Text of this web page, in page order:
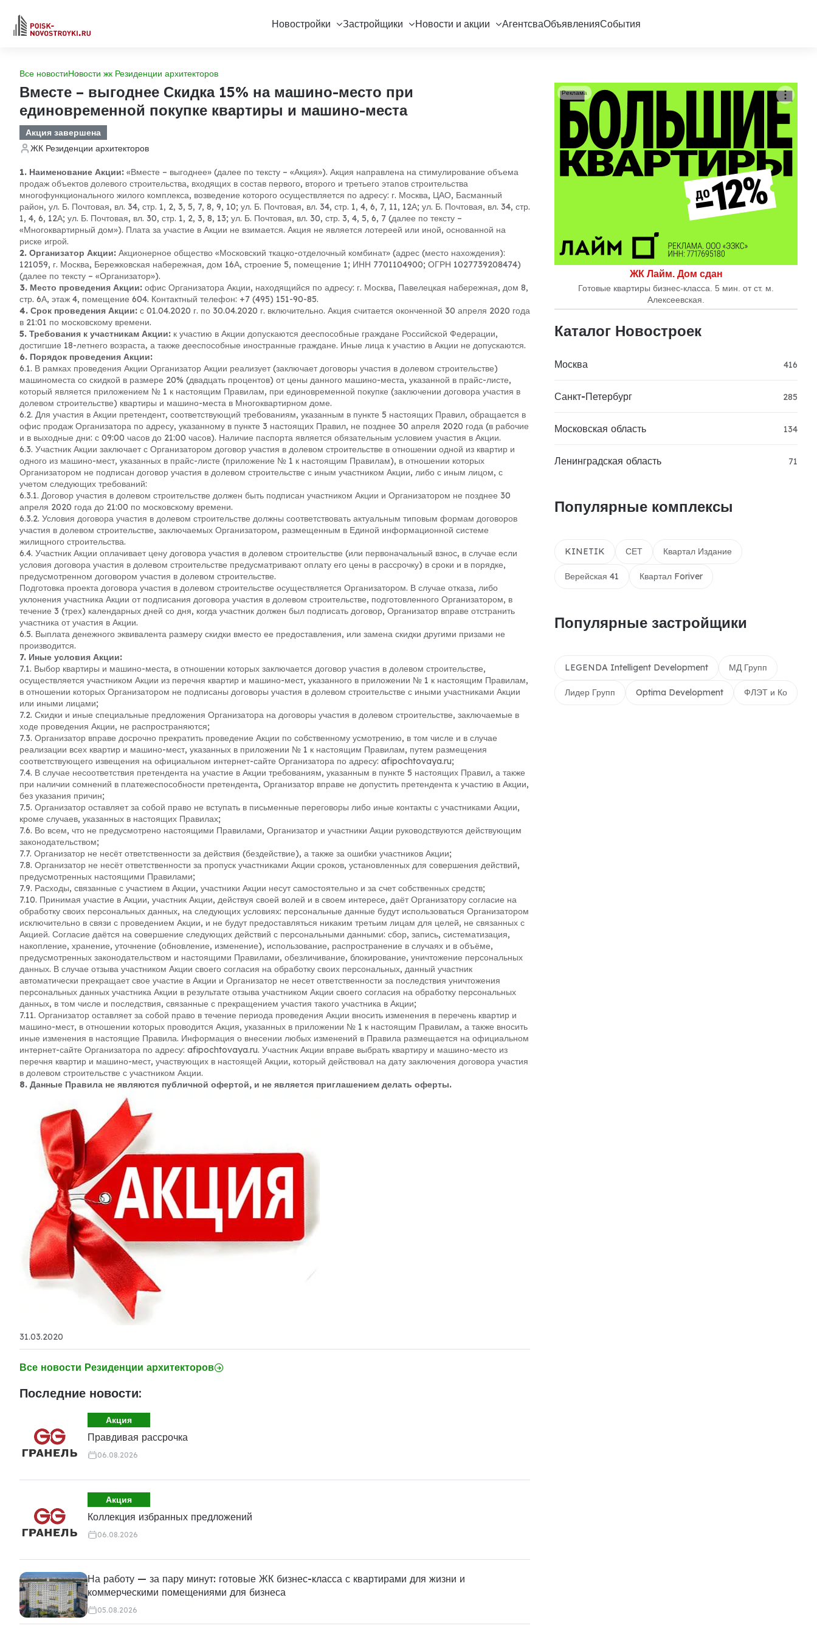
Новостройки Застройщики Новости и акции АгентсваОбъявленияСобытия
Все новостиНовости жк Резиденции архитекторов
Вместе – выгоднее Скидка 15% на машино-место при
единовременной покупке квартиры и машино-места
Акция завершена
ЖК Резиденции архитекторов
1. Наименование Акции: «Вместе – выгоднее» (далее по тексту – «Акция»). Акция направлена на стимулирование объема
продаж объектов долевого строительства, входящих в состав первого, второго и третьего этапов строительства
многофункционального жилого комплекса, возведение которого осуществляется по адресу: г. Москва, ЦАО, Басманный
район, ул. Б. Почтовая, вл. 34, стр. 1, 2, 3, 5, 7, 8, 9, 10; ул. Б. Почтовая, вл. 34, стр. 1, 4, 6, 7, 11, 12А; ул. Б. Почтовая, вл. 34, стр.
1, 4, 6, 12А; ул. Б. Почтовая, вл. 30, стр. 1, 2, 3, 8, 13; ул. Б. Почтовая, вл. 30, стр. 3, 4, 5, 6, 7 (далее по тексту –
«Многоквартирный дом»). Плата за участие в Акции не взимается. Акция не является лотереей или иной, основанной на
риске игрой.
2. Организатор Акции: Акционерное общество «Московский ткацко-отделочный комбинат» (адрес (место нахождения):
121059, г. Москва, Бережковская набережная, дом 16А, строение 5, помещение 1; ИНН 7701104900; ОГРН 1027739208474)
(далее по тексту – «Организатор»).
3. Место проведения Акции: офис Организатора Акции, находящийся по адресу: г. Москва, Павелецкая набережная, дом 8,
стр. 6А, этаж 4, помещение 604. Контактный телефон: +7 (495) 151-90-85.
4. Срок проведения Акции: с 01.04.2020 г. по 30.04.2020 г. включительно. Акция считается оконченной 30 апреля 2020 года
в 21:01 по московскому времени.
5. Требования к участникам Акции: к участию в Акции допускаются дееспособные граждане Российской Федерации,
достигшие 18-летнего возраста, а также дееспособные иностранные граждане. Иные лица к участию в Акции не допускаются.
6. Порядок проведения Акции:
6.1. В рамках проведения Акции Организатор Акции реализует (заключает договоры участия в долевом строительстве)
машиноместа со скидкой в размере 20% (двадцать процентов) от цены данного машино-места, указанной в прайс-листе,
который является приложением № 1 к настоящим Правилам, при единовременной покупке (заключении договора участия в
долевом строительстве) квартиры и машино-места в Многоквартирном доме.
6.2. Для участия в Акции претендент, соответствующий требованиям, указанным в пункте 5 настоящих Правил, обращается в
офис продаж Организатора по адресу, указанному в пункте 3 настоящих Правил, не позднее 30 апреля 2020 года (в рабочие
и в выходные дни: с 09:00 часов до 21:00 часов). Наличие паспорта является обязательным условием участия в Акции.
6.3. Участник Акции заключает с Организатором договор участия в долевом строительстве в отношении одной из квартир и
одного из машино-мест, указанных в прайс-листе (приложение № 1 к настоящим Правилам), в отношении которых
Организатором не подписан договор участия в долевом строительстве с иным участником Акции, либо с иным лицом, с
учетом следующих требований:
6.3.1. Договор участия в долевом строительстве должен быть подписан участником Акции и Организатором не позднее 30
апреля 2020 года до 21:00 по московскому времени.
6.3.2. Условия договора участия в долевом строительстве должны соответствовать актуальным типовым формам договоров
участия в долевом строительстве, заключаемых Организатором, размещенным в Единой информационной системе
жилищного строительства.
6.4. Участник Акции оплачивает цену договора участия в долевом строительстве (или первоначальный взнос, в случае если
условия договора участия в долевом строительстве предусматривают оплату его цены в рассрочку) в сроки и в порядке,
предусмотренном договором участия в долевом строительстве.
Подготовка проекта договора участия в долевом строительстве осуществляется Организатором. В случае отказа, либо
уклонения участника Акции от подписания договора участия в долевом строительстве, подготовленного Организатором, в
течение 3 (трех) календарных дней со дня, когда участник должен был подписать договор, Организатор вправе отстранить
участника от участия в Акции.
6.5. Выплата денежного эквивалента размеру скидки вместо ее предоставления, или замена скидки другими призами не
производится.
7. Иные условия Акции:
7.1. Выбор квартиры и машино-места, в отношении которых заключается договор участия в долевом строительстве,
осуществляется участником Акции из перечня квартир и машино-мест, указанного в приложении № 1 к настоящим Правилам,
в отношении которых Организатором не подписаны договоры участия в долевом строительстве с иными участниками Акции
или иными лицами;
7.2. Скидки и иные специальные предложения Организатора на договоры участия в долевом строительстве, заключаемые в
ходе проведения Акции, не распространяются;
7.3. Организатор вправе досрочно прекратить проведение Акции по собственному усмотрению, в том числе и в случае
реализации всех квартир и машино-мест, указанных в приложении № 1 к настоящим Правилам, путем размещения
соответствующего извещения на официальном интернет-сайте Организатора по адресу: afipochtovaya.ru;
7.4. В случае несоответствия претендента на участие в Акции требованиям, указанным в пункте 5 настоящих Правил, а также
при наличии сомнений в платежеспособности претендента, Организатор вправе не допустить претендента к участию в Акции,
без указания причин;
7.5. Организатор оставляет за собой право не вступать в письменные переговоры либо иные контакты с участниками Акции,
кроме случаев, указанных в настоящих Правилах;
7.6. Во всем, что не предусмотрено настоящими Правилами, Организатор и участники Акции руководствуются действующим
законодательством;
7.7. Организатор не несёт ответственности за действия (бездействие), а также за ошибки участников Акции;
7.8. Организатор не несёт ответственности за пропуск участниками Акции сроков, установленных для совершения действий,
предусмотренных настоящими Правилами;
7.9. Расходы, связанные с участием в Акции, участники Акции несут самостоятельно и за счет собственных средств;
7.10. Принимая участие в Акции, участник Акции, действуя своей волей и в своем интересе, даёт Организатору согласие на
обработку своих персональных данных, на следующих условиях: персональные данные будут использоваться Организатором
исключительно в связи с проведением Акции, и не будут предоставляться никаким третьим лицам для целей, не связанных с
Акцией. Согласие даётся на совершение следующих действий с персональными данными: сбор, запись, систематизация,
накопление, хранение, уточнение (обновление, изменение), использование, распространение в случаях и в объёме,
предусмотренных законодательством и настоящими Правилами, обезличивание, блокирование, уничтожение персональных
данных. В случае отзыва участником Акции своего согласия на обработку своих персональных, данный участник
автоматически прекращает свое участие в Акции и Организатор не несет ответственности за последствия уничтожения
персональных данных участника Акции в результате отзыва участником Акции своего согласия на обработку персональных
данных, в том числе и последствия, связанные с прекращением участия такого участника в Акции;
7.11. Организатор оставляет за собой право в течение периода проведения Акции вносить изменения в перечень квартир и
машино-мест, в отношении которых проводится Акция, указанных в приложении № 1 к настоящим Правилам, а также вносить
иные изменения в настоящие Правила. Информация о внесении любых изменений в Правила размещается на официальном
интернет-сайте Организатора по адресу: afipochtovaya.ru. Участник Акции вправе выбрать квартиру и машино-место из
перечня квартир и машино-мест, участвующих в настоящей Акции, который действовал на дату заключения договора участия
в долевом строительстве с участником Акции.
8. Данные Правила не являются публичной офертой, и не является приглашением делать оферты.
31.03.2020
Все новости Резиденции архитекторов
Последние новости:
Акция
Правдивая рассрочка
06.08.2026
Акция
Коллекция избранных предложений
06.08.2026
На работу — за пару минут: готовые ЖК бизнес-класса с квартирами для жизни и
коммерческими помещениями для бизнеса
05.08.2026
ЖК Лайм. Дом сдан
Готовые квартиры бизнес-класса. 5 мин. от ст. м.
Алексеевская.
Реклама
Каталог Новостроек
Москва 416
Санкт-Петербург 285
Московская область 134
Ленинградская область 71
Популярные комплексы
KINETIK СЕТ Квартал Издание
Верейская 41 Квартал Foriver
Популярные застройщики
LEGENDA Intelligent Development МД Групп
Лидер Групп Optima Development ФЛЭТ и Ко